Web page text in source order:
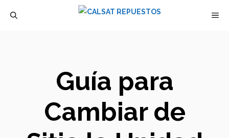
Guía para
Cambiar de